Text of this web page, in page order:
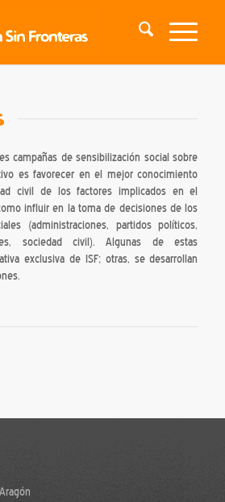
campañas de sensibilización social sobre
es favorecer en el mejor conocimiento
civil de los factores implicados en el
influir en la toma de decisiones de los
(administraciones, partidos políticos,
sociedad civil). Algunas de estas
exclusiva de ISF; otras, se desarrollan